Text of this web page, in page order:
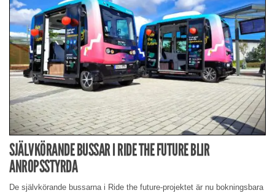
SJÄLVKÖRANDE BUSSAR I RIDE THE FUTURE BLIR
ANROPSSTYRDA
De självkörande bussarna i Ride the future-projektet är nu bokningsbara